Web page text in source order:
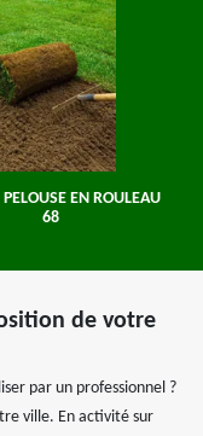
PELOUSE EN ROULEAU
68
de votre
par un professionnel ?
ville. En activité sur